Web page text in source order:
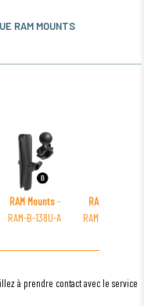
RAM MOUNTS
RAM Mounts-
RAM-B-138U-A
RAM Mounts
RAM-B-176-GOP1
à prendre contact avec le service